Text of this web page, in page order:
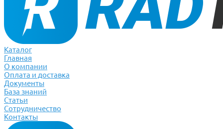
Каталог
Главная
О компании
Оплата и доставка
Документы
База знаний
Статьи
Сотрудничество
Контакты